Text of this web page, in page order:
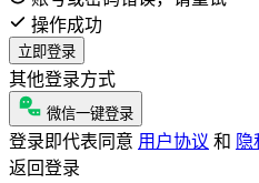
操作成功
立即登录
其他登录方式
微信一键登录
登录即代表同意 用户协议 和 隐
返回登录